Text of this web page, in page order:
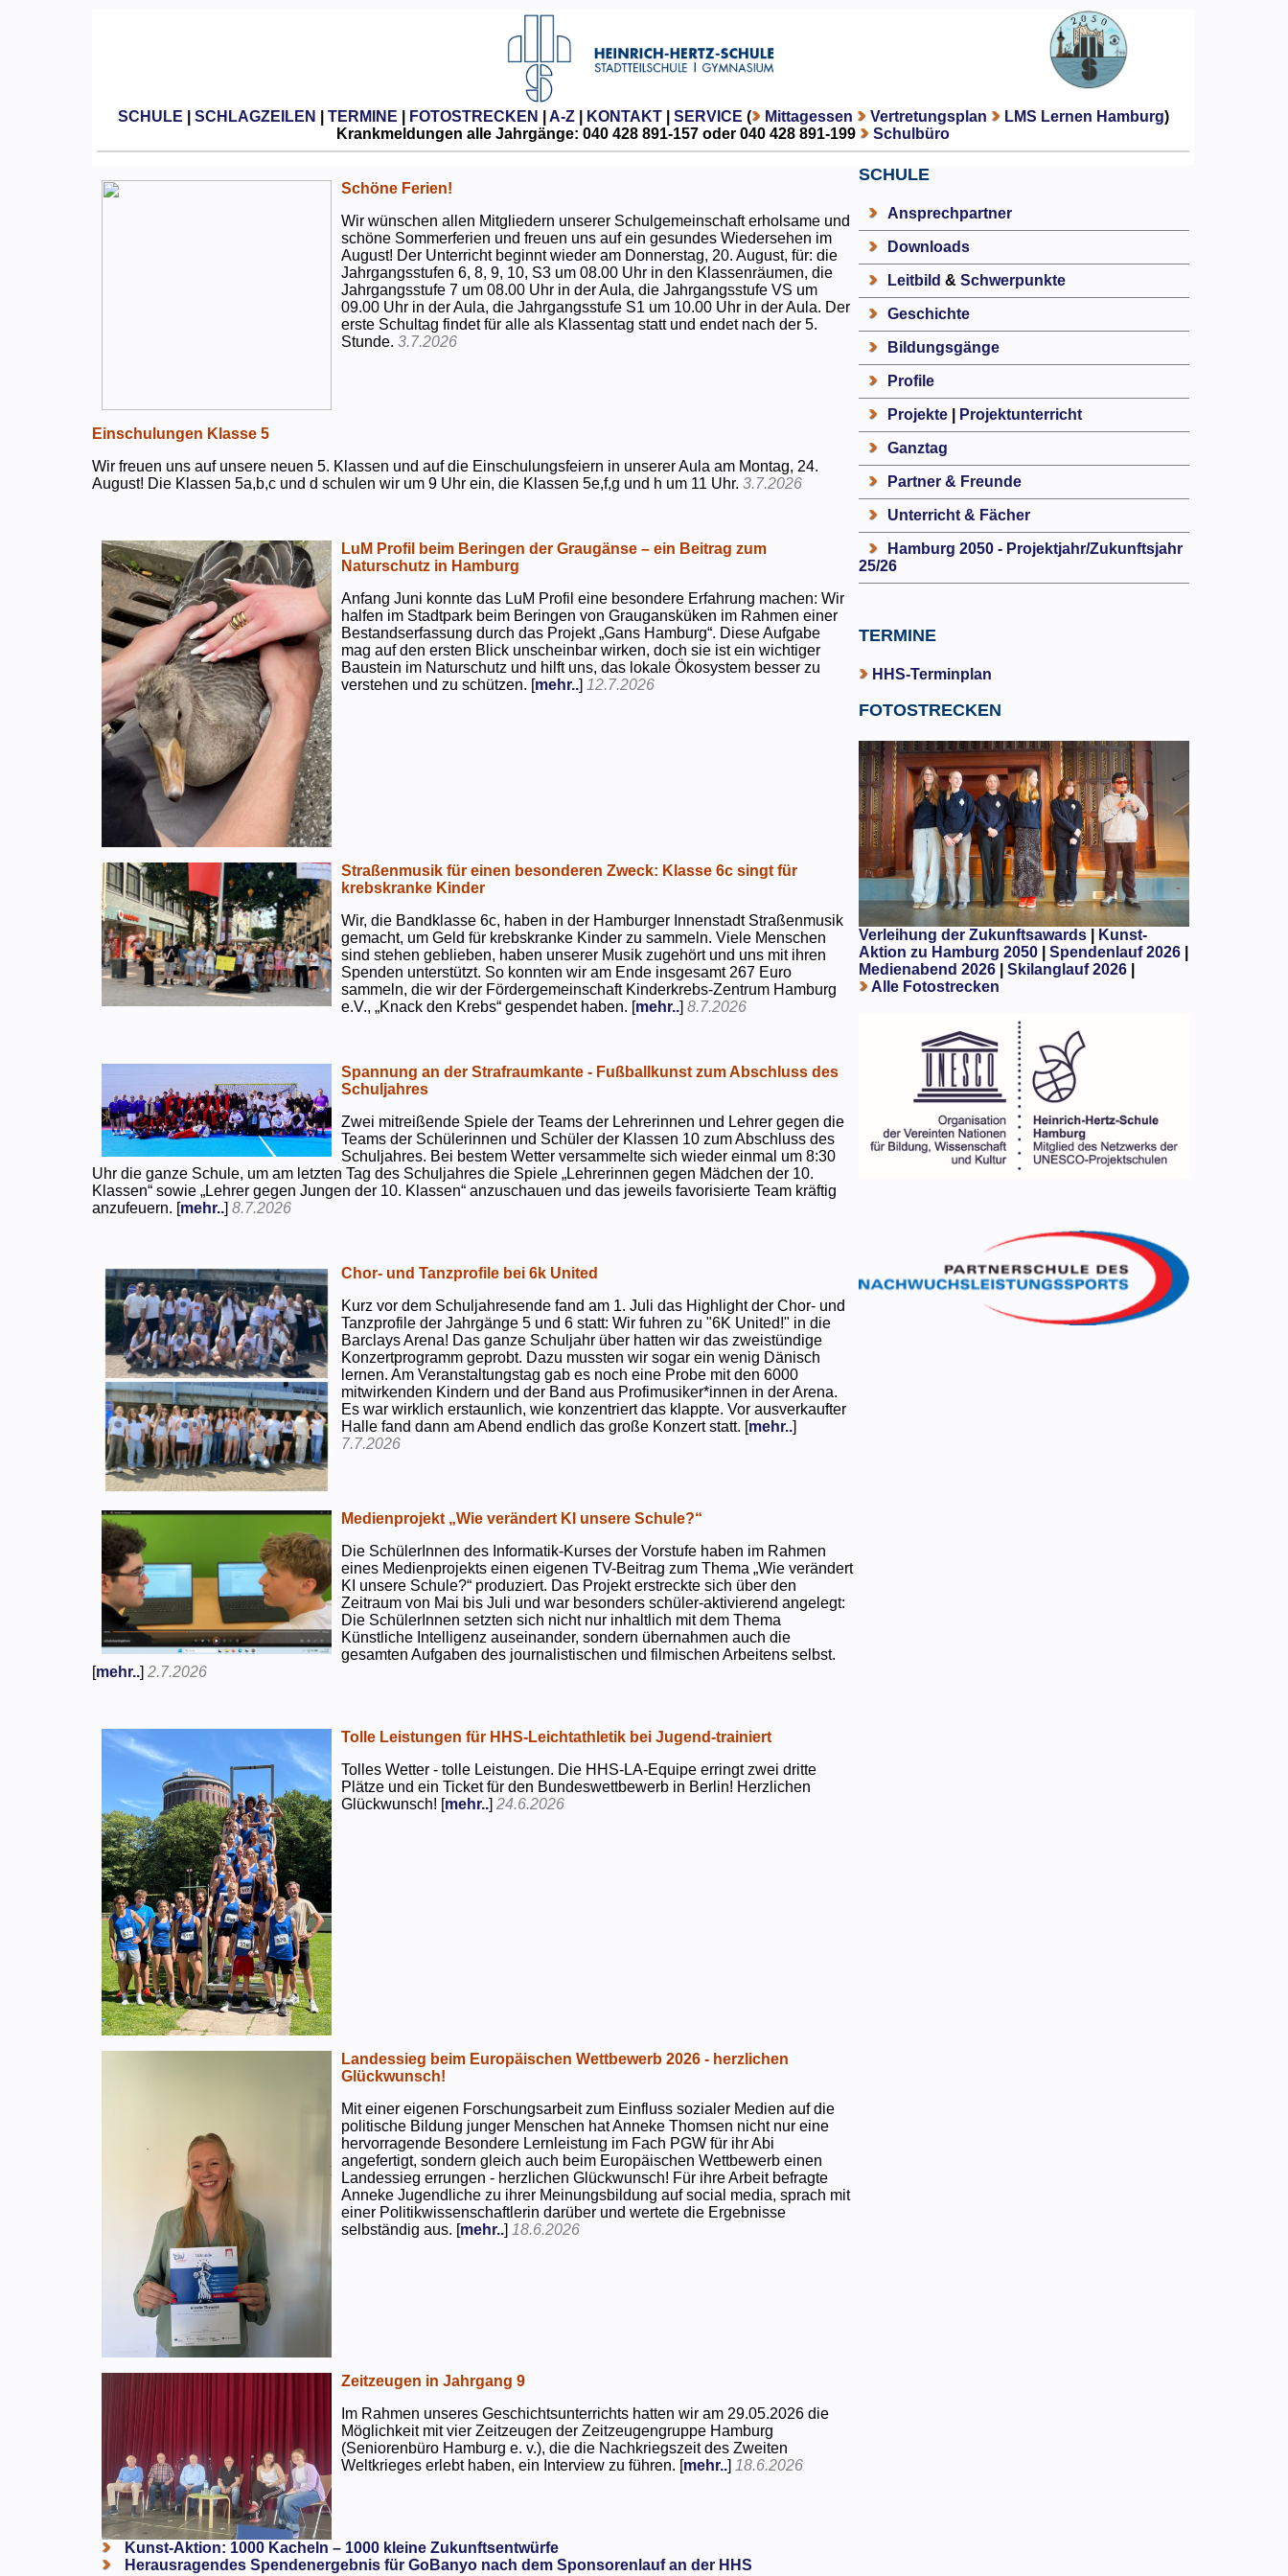
SCHULE SCHLAGZEILEN TERMINE FOTOSTRECKEN A-Z| KONTAKT| SERVICE ( Mittagessen Vertretungsplan LMS Lernen Hamburg)
Krankmeldungen alle Jahrgänge: 040 428 891-157 oder 040 428 891-199
Schulbüro
Schöne Ferien!
Wir wünschen allen Mitgliedern unserer Schulgemeinschaft erholsame und
schöne Sommerferien und freuen uns auf ein gesundes Wiedersehen im
August! Der Unterricht beginnt wieder am Donnerstag, 20. August, für: die
Jahrgangsstufen 6, 8, 9, 10, S3 um 08.00 Uhr in den Klassenräumen, die
Jahrgangsstufe 7 um 08.00 Uhr in der Aula, die Jahrgangsstufe VS um
09.00 Uhr in der Aula, die Jahrgangsstufe S1 um 10.00 Uhr in der Aula. Der
erste Schultag findet für alle als Klassentag statt und endet nach der 5.
Stunde.3.7.2026
Einschulungen Klasse 5
Wir freuen uns auf unsere neuen 5. Klassen und auf die Einschulungsfeiern in unserer Aula am Montag, 24.
August! Die Klassen 5a,b,c und d schulen wir um 9 Uhr ein, die Klassen 5e,f,g und h um 11 Uhr.3.7.2026
LuM Profil beim Beringen der Graugänse – ein Beitrag zum
Naturschutz in Hamburg
Anfang Juni konnte das LuM Profil eine besondere Erfahrung machen: Wir
halfen im Stadtpark beim Beringen von Graugansküken im Rahmen einer
Bestandserfassung durch das Projekt „Gans Hamburg“. Diese Aufgabe
mag auf den ersten Blick unscheinbar wirken, doch sie ist ein wichtiger
Baustein im Naturschutz und hilft uns, das lokale Ökosystem besser zu
verstehen und zu schützen. [mehr..] 12.7.2026
Straßenmusik für einen besonderen Zweck: Klasse 6c singt für
krebskranke Kinder
Wir, die Bandklasse 6c, haben in der Hamburger Innenstadt Straßenmusik
gemacht, um Geld für krebskranke Kinder zu sammeln. Viele Menschen
sind stehen geblieben, haben unserer Musik zugehört und uns mit ihren
Spenden unterstützt. So konnten wir am Ende insgesamt 267 Euro
sammeln, die wir der Fördergemeinschaft Kinderkrebs-Zentrum Hamburg
e.V., „Knack den Krebs“ gespendet haben. [mehr..]8.7.2026
Spannung an der Strafraumkante - Fußballkunst zum Abschluss des
Schuljahres
Zwei mitreißende Spiele der Teams der Lehrerinnen und Lehrer gegen die
Teams der Schülerinnen und Schüler der Klassen 10 zum Abschluss des
Schuljahres. Bei bestem Wetter versammelte sich wieder einmal um 8:30
Uhr die ganze Schule, um am letzten Tag des Schuljahres die Spiele „Lehrerinnen gegen Mädchen der 10.
Klassen“ sowie „Lehrer gegen Jungen der 10. Klassen“ anzuschauen und das jeweils favorisierte Team kräftig
anzufeuern. [mehr..]8.7.2026
Chor- und Tanzprofile bei 6k United
Kurz vor dem Schuljahresende fand am 1. Juli das Highlight der Chor- und
Tanzprofile der Jahrgänge 5 und 6 statt: Wir fuhren zu "6K United!" in die
Barclays Arena! Das ganze Schuljahr über hatten wir das zweistündige
Konzertprogramm geprobt. Dazu mussten wir sogar ein wenig Dänisch
lernen. Am Veranstaltungstag gab es noch eine Probe mit den 6000
mitwirkenden Kindern und der Band aus Profimusiker*innen in der Arena.
Es war wirklich erstaunlich, wie konzentriert das klappte. Vor ausverkaufter
Halle fand dann am Abend endlich das große Konzert statt. [mehr..]
7.7.2026
Medienprojekt „Wie verändert KI unsere Schule?“
Die SchülerInnen des Informatik-Kurses der Vorstufe haben im Rahmen
eines Medienprojekts einen eigenen TV-Beitrag zum Thema „Wie verändert
KI unsere Schule?“ produziert. Das Projekt erstreckte sich über den
Zeitraum von Mai bis Juli und war besonders schüler-aktivierend angelegt:
Die SchülerInnen setzten sich nicht nur inhaltlich mit dem Thema
Künstliche Intelligenz auseinander, sondern übernahmen auch die
gesamten Aufgaben des journalistischen und filmischen Arbeitens selbst.
[mehr..]2.7.2026
Tolle Leistungen für HHS-Leichtathletik bei Jugend-trainiert
Tolles Wetter - tolle Leistungen. Die HHS-LA-Equipe erringt zwei dritte
Plätze und ein Ticket für den Bundeswettbewerb in Berlin! Herzlichen
Glückwunsch! [mehr..]24.6.2026
Landessieg beim Europäischen Wettbewerb 2026 - herzlichen
Glückwunsch!
Mit einer eigenen Forschungsarbeit zum Einfluss sozialer Medien auf die
politische Bildung junger Menschen hat Anneke Thomsen nicht nur eine
hervorragende Besondere Lernleistung im Fach PGW für ihr Abi
angefertigt, sondern gleich auch beim Europäischen Wettbewerb einen
Landessieg errungen - herzlichen Glückwunsch! Für ihre Arbeit befragte
Anneke Jugendliche zu ihrer Meinungsbildung auf social media, sprach mit
einer Politikwissenschaftlerin darüber und wertete die Ergebnisse
selbständig aus. [mehr..] 18.6.2026
Zeitzeugen in Jahrgang 9
Im Rahmen unseres Geschichtsunterrichts hatten wir am 29.05.2026 die
Möglichkeit mit vier Zeitzeugen der Zeitzeugengruppe Hamburg
(Seniorenbüro Hamburg e. v.), die die Nachkriegszeit des Zweiten
Weltkrieges erlebt haben, ein Interview zu führen. [mehr..] 18.6.2026
Kunst-Aktion: 1000 Kacheln – 1000 kleine Zukunftsentwürfe
Herausragendes Spendenergebnis für GoBanyo nach dem Sponsorenlauf an der HHS
SCHULE
Ansprechpartner
Downloads
Leitbild & Schwerpunkte
Geschichte
Bildungsgänge
Profile
Projekte| Projektunterricht
Ganztag
Partner & Freunde
Unterricht & Fächer
Hamburg 2050 - Projektjahr/Zukunftsjahr
25/26
TERMINE
HHS-Terminplan
FOTOSTRECKEN
Verleihung der Zukunftsawards|
Kunst-
Aktion zu Hamburg 2050
Spendenlauf 2026|
Medienabend 2026| Skilanglauf 2026|
Alle Fotostrecken